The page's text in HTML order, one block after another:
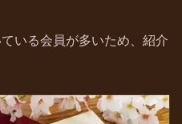
いる会員が多いため、紹介